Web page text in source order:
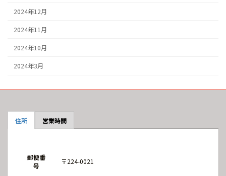
2024年12月
2024年11月
2024年10月
2024年3月
住所 営業時間
郵便番
号
〒224-0021